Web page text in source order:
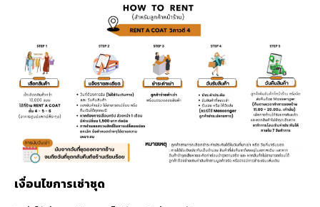
เงื่อนไขการเช่าชุด